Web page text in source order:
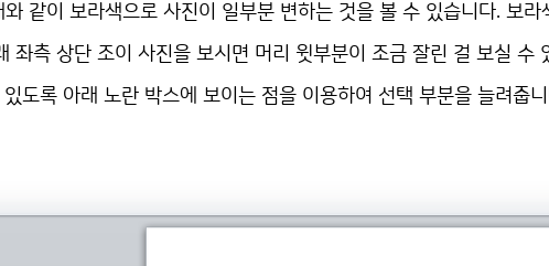
같이 보라색으로 사진이 일부분 변하는 것을 볼 수 있습니다. 보라
좌측 상단 조이 사진을 보시면 머리 윗부분이 조금 잘린 걸 보실 수
도록 아래 노란 박스에 보이는 점을 이용하여 선택 부분을 늘려줍